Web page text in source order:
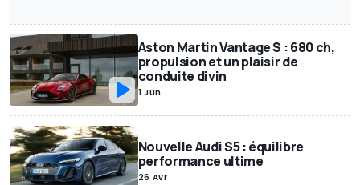
Aston Martin Vantage S : 680 ch,
propulsion et un plaisir de
conduite divin
1 Jun
Nouvelle Audi S5 : équilibre
performance ultime
26 Avr